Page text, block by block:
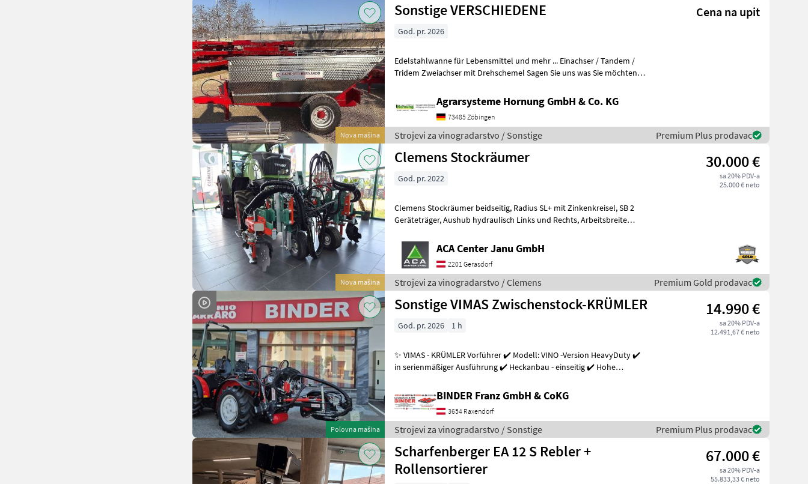
Nova mašina
Sonstige VERSCHIEDENE Cena na upit
God. pr. 2026
Edelstahlwanne für Lebensmittel und mehr ... Einachser / Tandem /
Tridem Zweiachser mit Drehschemel Sagen Sie uns was Sie möchten
Agrarsysteme Hornung GmbH & Co. KG
73485 Zöbingen
Strojevi za vinogradarstvo / Sonstige Premium Plus prodavac
Nova mašina
Clemens Stockräumer 30.000 €
sa 20% PDV-a
25.000 € neto
God. pr. 2022
Clemens Stockräumer beidseitig, Radius SL+ mit Zinkenkreisel, SB 2
Geräteträger, Aushub hydraulisch Links und Rechts, Arbeitsbreite
ACA Center Janu GmbH
2201 Gerasdorf
Strojevi za vinogradarstvo / Clemens Premium Gold prodavac
Polovna mašina
Sonstige VIMAS Zwischenstock-KRÜMLER 14.990 €
sa 20% PDV-a
12.491,67 € neto
God. pr. 2026 1 h
✨ VIMAS - KRÜMLER Vorführer ✔️ Modell: VINO -Version HeavyDuty ✔️
in serienmäßiger Ausführung ✔️ Heckanbau - einseitig ✔️ Hohe
BINDER Franz GmbH & CoKG
3654 Raxendorf
Strojevi za vinogradarstvo / Sonstige Premium Plus prodavac
Scharfenberger EA 12 S Rebler +
Rollensortierer
67.000 €
sa 20% PDV-a
55.833,33 € neto